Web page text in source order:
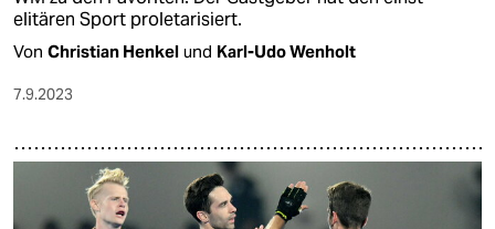
elitären Sport proletarisiert.
Von Christian Henkel und Karl-Udo Wenholt
7.9.2023